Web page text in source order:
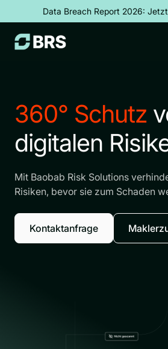
Data Breach Report 2026:
360° Schutz
digitalen
Mit Baobab Risk Solutions
Risiken, bevor sie zum Schaden
Kontaktanfrage